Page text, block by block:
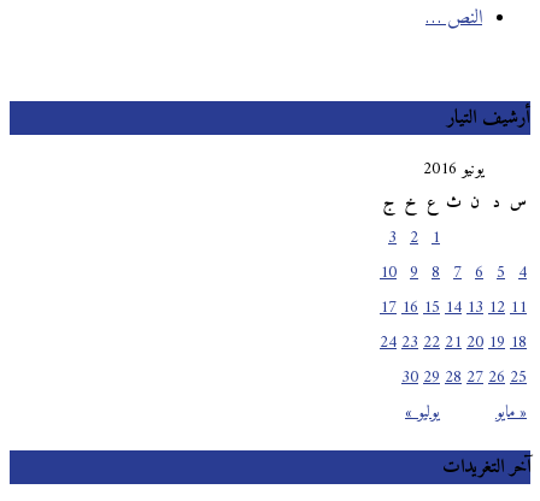
النص …
أرشيف التيار
يونيو 2016
س
ث خ ج
« مايو يوليو »
10
11
12
13
14
15
16
17
18
19
20
21
22
23
24
25
26
27
28
29
30
آخر التغريدات